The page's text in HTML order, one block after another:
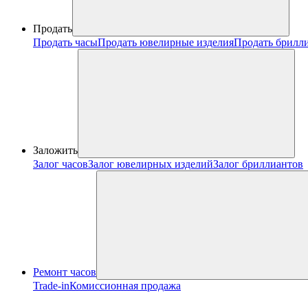
Продать
Продать часыПродать ювелирные изделияПродать
Заложить
Залог часовЗалог ювелирных изделийЗалог бриллиантов
Ремонт часов
Trade-inКомиссионная продажа